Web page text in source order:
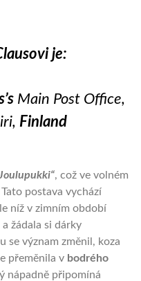
je:
Main Post Office,
Finland
, což ve volném
Tato postava vychází
níž v zimním období
žádala si dárky
se význam změnil, koza
přeměnila v bodrého
nápadně připomíná